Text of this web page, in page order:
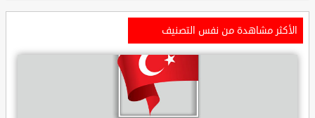
الأكثر مشاهدة من نفس التصنيف